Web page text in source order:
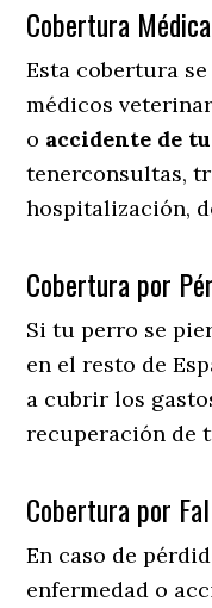
Cobertura Médica
Esta cobertura
médicos
o accidente de tu
tenerconsultas,
hospitalización,
Cobertura por
Si tu perro se
en el resto de
a cubrir los
recuperación de
Cobertura por
En caso de
enfermedad o